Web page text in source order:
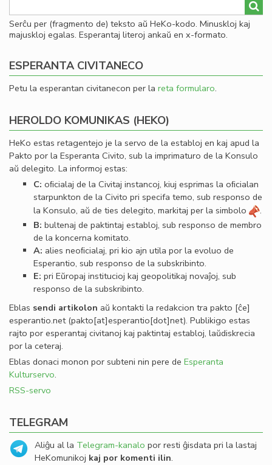
Serĉu per (fragmento de) teksto aŭ HeKo-kodo. Minuskloj kaj
majuskloj egalas. Esperantaj literoj ankaŭ en x-formato.
ESPERANTA CIVITANECO
Petu la esperantan civitanecon per la reta formularo.
HEROLDO KOMUNIKAS (HEKO)
HeKo estas retagentejo je la servo de la establoj en kaj apud la
Pakto por la Esperanta Civito, sub la imprimaturo de la Konsulo
aŭ delegito. La informoj estas:
C: oﬁcialaj de la Civitaj instancoj, kiuj esprimas la oﬁcialan
starpunkton de la Civito pri specifa temo, sub responso de
la Konsulo, aŭ de ties delegito, markitaj per la simbolo
.
B: bultenaj de paktintaj establoj, sub responso de membro
de la koncerna komitato.
A: alies neoﬁcialaj, pri kio ajn utila por la evoluo de
Esperantio, sub responso de la subskribinto.
E: pri Eŭropaj institucioj kaj geopolitikaj novaĵoj, sub
responso de la subskribinto.
Eblas sendi artikolon aŭ kontakti la redakcion tra pakto [ĉe]
esperantio.net(pakto[at]esperantio[dot]net). Publikigo estas
rajto por esperantaj civitanoj kaj paktintaj establoj, laŭdiskrecia
por la ceteraj.
Eblas donaci monon por subteni nin pere de Esperanta
Kulturservo.
RSS-servo
TELEGRAM
Aliĝu al la Telegram-kanalo por resti ĝisdata pri la lastaj
HeKomunikoj kaj por komenti ilin.